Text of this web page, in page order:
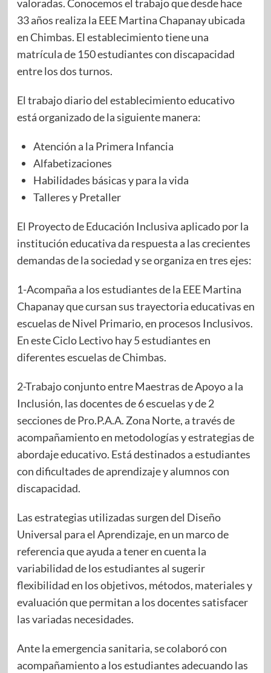
valoradas. Conocemos el trabajo que desde hace
33 años realiza la EEE Martina Chapanay ubicada
en Chimbas. El establecimiento tiene una
matrícula de 150 estudiantes con discapacidad
entre los dos turnos.
El trabajo diario del establecimiento educativo
está organizado de la siguiente manera:
Atención a la Primera Infancia
Alfabetizaciones
Habilidades básicas y para la vida
Talleres y Pretaller
El Proyecto de Educación Inclusiva aplicado por la
institución educativa da respuesta a las crecientes
demandas de la sociedad y se organiza en tres ejes:
1-Acompaña a los estudiantes de la EEE Martina
Chapanay que cursan sus trayectoria educativas en
escuelas de Nivel Primario, en procesos Inclusivos.
En este Ciclo Lectivo hay 5 estudiantes en
diferentes escuelas de Chimbas.
2-Trabajo conjunto entre Maestras de Apoyo a la
Inclusión, las docentes de 6 escuelas y de 2
secciones de Pro.P.A.A. Zona Norte, a través de
acompañamiento en metodologías y estrategias de
abordaje educativo. Está destinados a estudiantes
con dificultades de aprendizaje y alumnos con
discapacidad.
Las estrategias utilizadas surgen del Diseño
Universal para el Aprendizaje, en un marco de
referencia que ayuda a tener en cuenta la
variabilidad de los estudiantes al sugerir
flexibilidad en los objetivos, métodos, materiales y
evaluación que permitan a los docentes satisfacer
las variadas necesidades.
Ante la emergencia sanitaria, se colaboró con
acompañamiento a los estudiantes adecuando las